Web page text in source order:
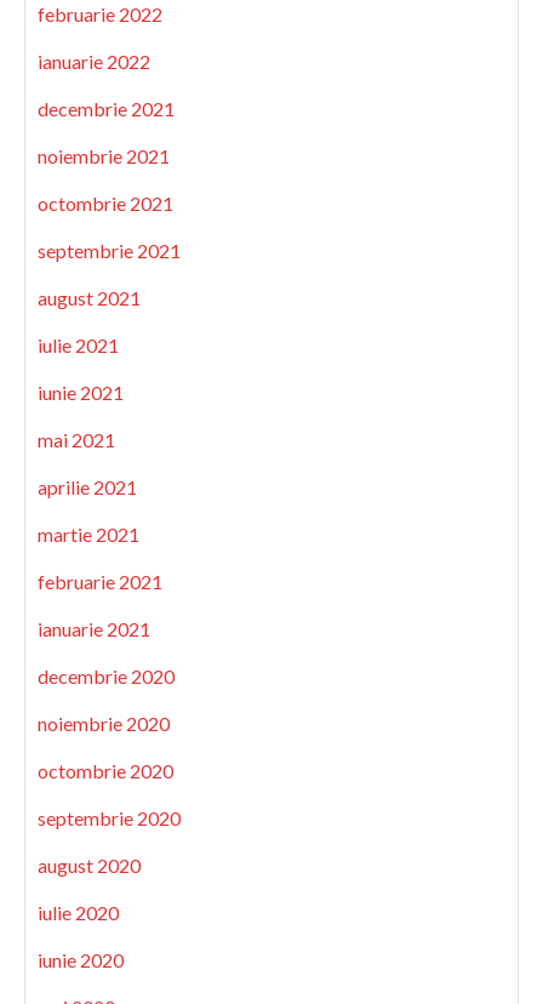
februarie 2022
ianuarie 2022
decembrie 2021
noiembrie 2021
octombrie 2021
septembrie 2021
august 2021
iulie 2021
iunie 2021
mai 2021
aprilie 2021
martie 2021
februarie 2021
ianuarie 2021
decembrie 2020
noiembrie 2020
octombrie 2020
septembrie 2020
august 2020
iulie 2020
iunie 2020